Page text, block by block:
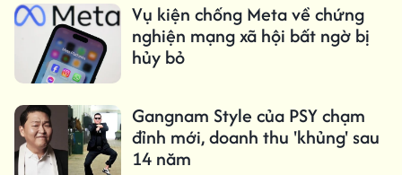
Vụ kiện chống Meta về chứng
nghiện mạng xã hội bất ngờ bị
hủy bỏ
Gangnam Style của PSY chạm
đỉnh mới, doanh thu 'khủng' sau
14 năm